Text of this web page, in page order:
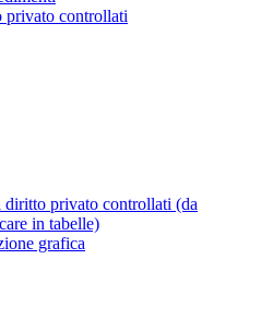
controllati
diritto privato controllati (da
in tabelle)
grafica